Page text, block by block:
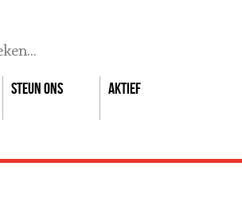
Steun ons Aktief